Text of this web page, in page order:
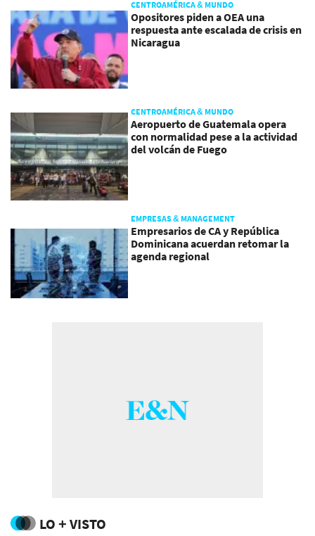
CENTROAMÉRICA & MUNDO
Opositores piden a OEA una
respuesta ante escalada de crisis en
Nicaragua
CENTROAMÉRICA & MUNDO
Aeropuerto de Guatemala opera
con normalidad pese a la actividad
del volcán de Fuego
EMPRESAS & MANAGEMENT
Empresarios de CA y República
Dominicana acuerdan retomar la
agenda regional
LO + VISTO